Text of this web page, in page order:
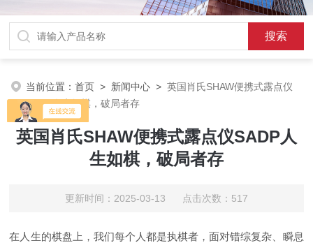
当前位置：首页 > 新闻中心 >英国肖氏SHAW便携式露点仪
SADP人生如棋，破局者存
英国肖氏SHAW便携式露点仪SADP人
生如棋，破局者存
更新时间：2025-03-13 点击次数：517
在人生的棋盘上，我们每个人都是执棋者，面对错综复杂、瞬息